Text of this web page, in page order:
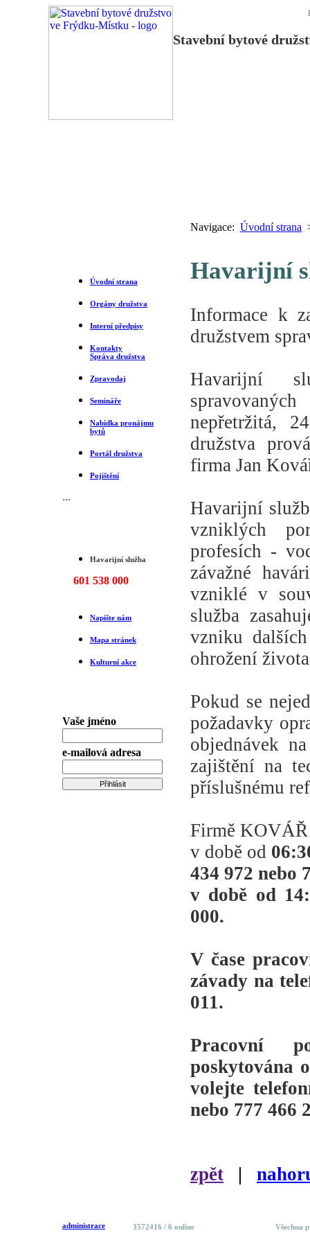
Stavební bytové
Navigace: Úvodní strana
Úvodní strana
Orgány družstva
Interní předpisy
Kontakty
Správa družstva
Zpravodaj
Semináře
Nabídka pronájmu
bytů
Portál družstva
Pojištění
...
Havarijní služba
601 538 000
Napište nám
Mapa stránek
Kulturní akce
Vaše jméno
e-mailová adresa
Havarijní
Informace k
družstvem
Havarijní
nepřetržitá,
družstva
firma Jan
Havarijní
vzniklých
profesích -
závažné
vzniklé v
služba
vzniku
ohrožení
Pokud se
požadavky
objednávek
zajištění na
příslušnému
Firmě
v době od
434 972 nebo
v době od
000.
V čase
závady na
011.
Pracovní
poskytována
volejte
nebo 777 466
zpět |
administrace 3572416 / 6 online Všechna